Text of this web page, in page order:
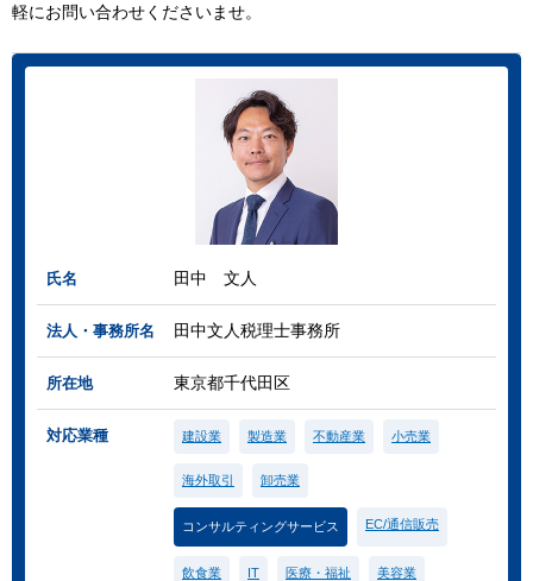
軽にお問い合わせくださいませ。
氏名 田中 文人
法人・事務所名 田中文人税理士事務所
所在地 東京都千代田区
対応業種 建設業 製造業 不動産業 小売業
海外取引 卸売業
コンサルティングサービス EC/通信販売
飲食業 IT 医療・福祉 美容業